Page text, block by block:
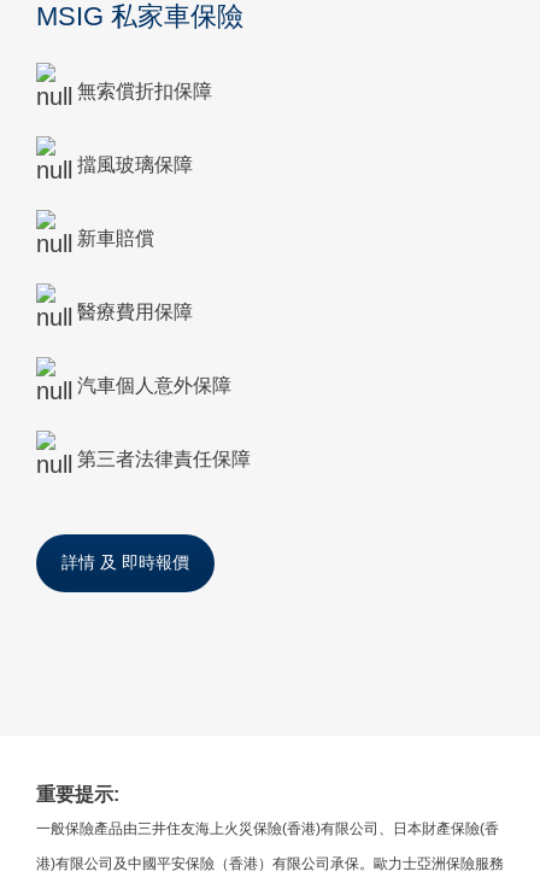
MSIG 私家車保險
無索償折扣保障
擋風玻璃保障
新車賠償
醫療費用保障
汽車個人意外保障
第三者法律責任保障
詳情 及 即時報價
重要提示:
一般保險產品由三井住友海上火災保險(香港)有限公司、日本財產保險(香
港)有限公司及中國平安保險（香港）有限公司承保。歐力士亞洲保險服務